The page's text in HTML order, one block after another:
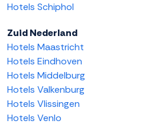
Hotels Schiphol
Zuid Nederland
Hotels Maastricht
Hotels Eindhoven
Hotels Middelburg
Hotels Valkenburg
Hotels Vlissingen
Hotels Venlo